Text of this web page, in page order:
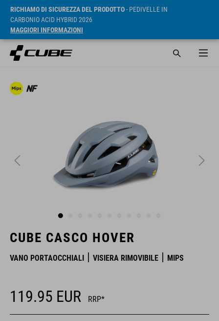
RICHIAMO DI SICUREZZA DEL PRODOTTO- PEDIVELLE IN
CARBONIO ACID HYBRID 2026
MAGGIORI INFORMAZIONI
CUBE CASCO HOVER
VANO PORTAOCCHIALI VISIERA RIMOVIBILE MIPS
119.95 EUR RRP*